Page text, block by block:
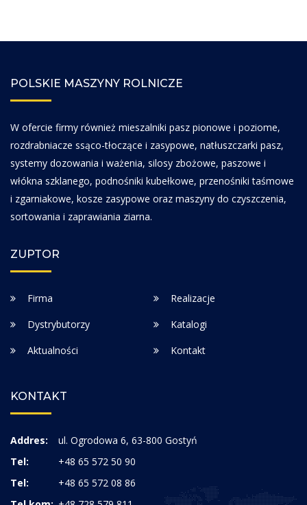
POLSKIE MASZYNY ROLNICZE
W ofercie firmy również mieszalniki pasz pionowe i poziome,
rozdrabniacze ssąco-tłoczące i zasypowe, natłuszczarki pasz,
systemy dozowania i ważenia, silosy zbożowe, paszowe i
włókna szklanego, podnośniki kubełkowe, przenośniki taśmowe
i zgarniakowe, kosze zasypowe oraz maszyny do czyszczenia,
sortowania i zaprawiania ziarna.
ZUPTOR
Firma
Realizacje
Dystrybutorzy
Katalogi
Aktualności
Kontakt
KONTAKT
Addres:
ul. Ogrodowa 6, 63-800 Gostyń
Tel:
+48 65 572 50 90
Tel:
+48 65 572 08 86